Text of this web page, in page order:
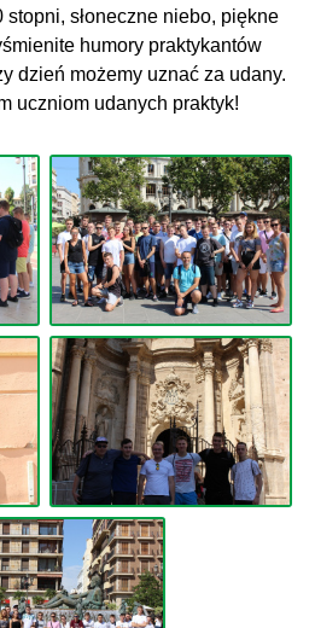
słoneczne niebo, piękne
humory praktykantów
dzień możemy uznać za udany.
uczniom udanych praktyk!